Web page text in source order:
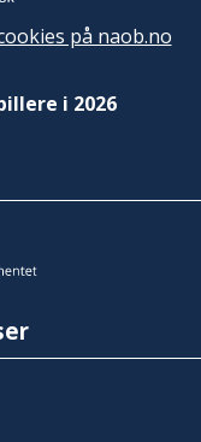
på naob.no
i 2026